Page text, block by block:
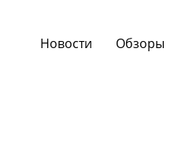
Новости Обзоры